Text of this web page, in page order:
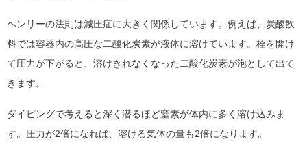
ヘンリーの法則は減圧症に大きく関係しています。例えば、炭酸飲
料では容器内の高圧な二酸化炭素が液体に溶けています。栓を開け
て圧力が下がると、溶けきれなくなった二酸化炭素が泡として出て
きます。
ダイビングで考えると深く潜るほど窒素が体内に多く溶け込みま
す。圧力が2倍になれば、溶ける気体の量も2倍になります。